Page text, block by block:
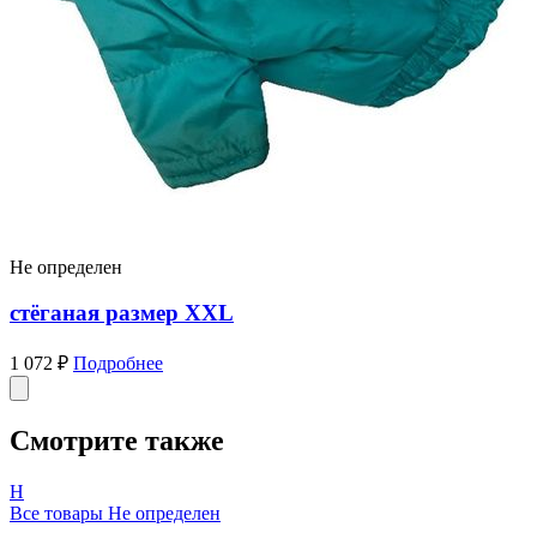
Не определен
стёганая размер XXL
1 072 ₽ Подробнее
Смотрите также
Н
Все товары Не определен